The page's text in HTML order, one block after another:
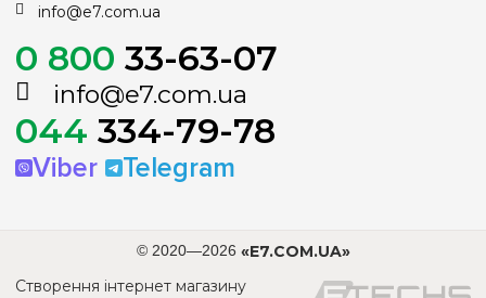
info@e7.com.ua
0 800 33-63-07
info@e7.com.ua
044 334-79-78
Viber Telegram
© 2020—2026 «E7.COM.UA»
Створення інтернет магазину